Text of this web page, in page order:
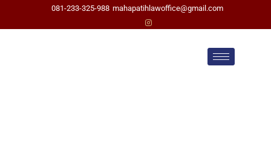
081-233-325-988 mahapatihlawoffice@gmail.com